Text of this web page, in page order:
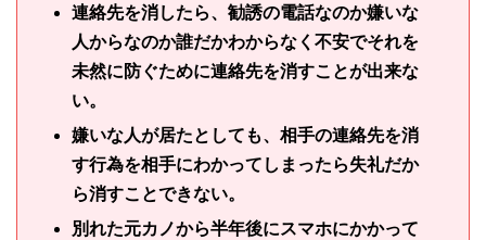
連絡先を消したら、勧誘の電話なのか嫌いな
人からなのか誰だかわからなく不安でそれを
未然に防ぐために連絡先を消すことが出来な
い。
嫌いな人が居たとしても、相手の連絡先を消
す行為を相手にわかってしまったら失礼だか
ら消すことできない。
別れた元カノから半年後にスマホにかかって